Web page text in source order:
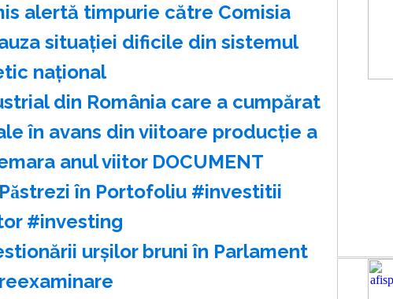
alertă timpurie către Comisia
situației dificile din sistemul
național
din România care a cumpărat
în avans din viitoare producție a
anul viitor DOCUMENT
în Portofoliu #investitii
#investing
urşilor bruni în Parlament